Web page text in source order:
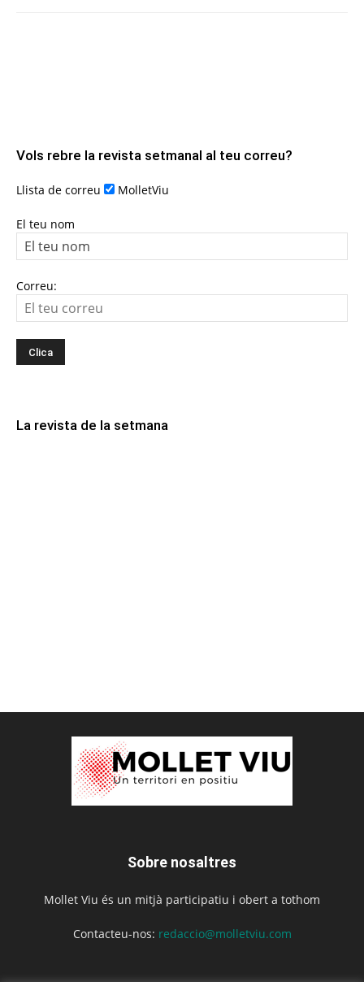
Vols rebre la revista setmanal al teu correu?
Llista de correu MolletViu
El teu nom
Correu:
La revista de la setmana
Sobre nosaltres
Mollet Viu és un mitjà participatiu i obert a tothom
Contacteu-nos: redaccio@molletviu.com